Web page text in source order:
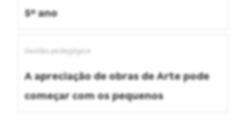
5º ano
Gestão pedagógica
A apreciação de obras de Arte pode
começar com os pequenos